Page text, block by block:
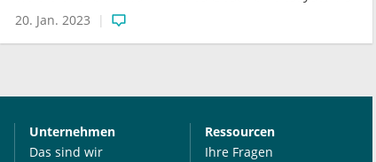
20. Jan. 2023
Unternehmen
Das sind wir
Ressourcen
Ihre Fragen